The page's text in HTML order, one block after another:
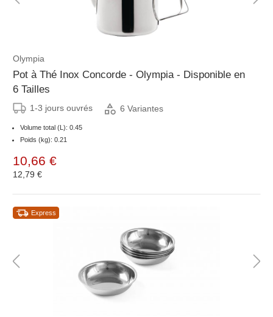
Olympia
Pot à Thé Inox Concorde - Olympia - Disponible en
6 Tailles
1-3 jours ouvrés 6 Variantes
Volume total (L): 0.45
Poids (kg): 0.21
10,66 €
12,79 €
Express